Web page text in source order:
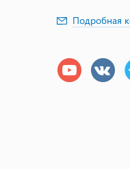
Подробная